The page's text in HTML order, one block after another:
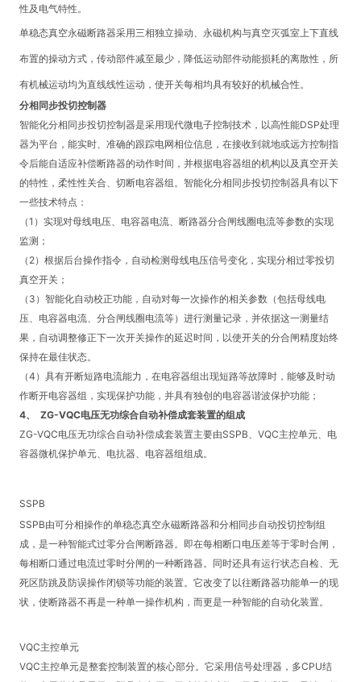
性及电气特性。
单稳态真空永磁断路器采用三相独立操动、永磁机构与真空灭弧室上下直线
布置的操动方式，传动部件减至最少，降低运动部件动能损耗的离散性，所
有机械运动均为直线线性运动，使开关每相均具有较好的机械合性。
分相同步投切控制器
智能化分相同步投切控制器是采用现代微电子控制技术，以高性能DSP处理
器为平台，能实时、准确的跟踪电网相位信息，在接收到就地或远方控制指
令后能自适应补偿断路器的动作时间，并根据电容器组的机构以及真空开关
的特性，柔性性关合、切断电容器组。智能化分相同步投切控制器具有以下
一些技术特点：
（1 ）实现对母线电压、电容器电流、断路器分合闸线圈电流等参数的实现
监测；
（ 2）根据后台操作指令，自动检测母线电压信号变化，实现分相过零投切
真空开关；
（ 3 ）智能化自动校正功能，自动对每一次操作的相关参数（包括母线电
压、电容器电流、分合闸线圈电流等）进行测量记录，并依据这一测量结
果，自动调整修正下一次开关操作的延迟时间，以使开关的分合闸精度始终
保持在最佳状态。
（4 ）具有开断短路电流能力，在电容器组出现短路等故障时，能够及时动
作断开电容器组，实现保护功能，并具有独创的电容器谐波保护功能；
4、
ZG-VQC电压无功综合自动补偿成套装置的组成
ZG-VQC电压无功综合自动补偿成套装置主要由SSPB、 VQC主控单元、电
容器微机保护单元、电抗器、电容器组组成。
SSPB
SSPB由可分相操作的单稳态真空永磁断路器和分相同步自动投切控制组
成，是一种智能式过零分合闸断路器。即在每相断口电压差等于零时合闸，
每相断口通过电流过零时分闸的一种断路器。同时还具有运行状态自检、无
死区防跳及防误操作闭锁等功能的装置。它改变了以往断路器功能单一的现
状，使断路器不再是一种单一操作机构，而更是一种智能的自动化装置。
VQC主控单元
VQC主控单元是整套控制装置的核心部分。它采用信号处理器，多CPU结